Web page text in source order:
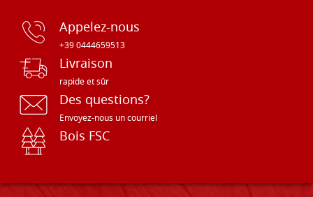
Appelez-nous
+39 0444659513
Livraison
rapide et sûr
Des questions?
Envoyez-nous un courriel
Bois FSC